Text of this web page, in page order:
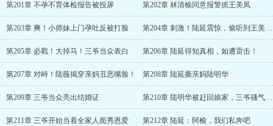
第201章 不孕不育体检报告被投屏 第202章 林清榆同意报警抓王美凤
第203章 爽！小师妹上门孕吐反被打脸 第204章 刺激！陆延震惊，偷听到王美凤要设计他
第205章 必戳！大掉马！三爷当众表白 第206章 陆延得知真相，如遭雷击！
第207章 对峙！陆薇揭穿亲妈丑恶嘴脸！ 第208章 陆延撕亲妈陆明华
第209章 三爷当众亮出结婚证 第210章 陆明华被赶回娘家，三爷骚气十足
第211章 三爷开始当着全家人面秀恩爱 第212章 陆延：阿榆，我们私奔吧